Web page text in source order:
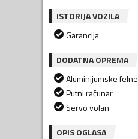
ISTORIJA VOZILA
Garancija
DODATNA OPREMA
Aluminijumske felne
Putni računar
Servo volan
OPIS OGLASA